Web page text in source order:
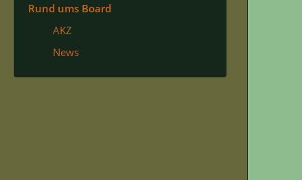
Rund ums Board
AKZ
News